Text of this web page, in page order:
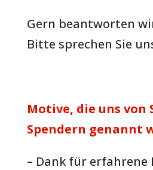
Gern beantworten
Bitte sprechen Sie
Motive, die uns
Spendern genannt
– Dank für erfahrene